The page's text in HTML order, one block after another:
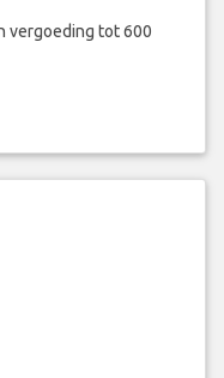
vergoeding tot 600